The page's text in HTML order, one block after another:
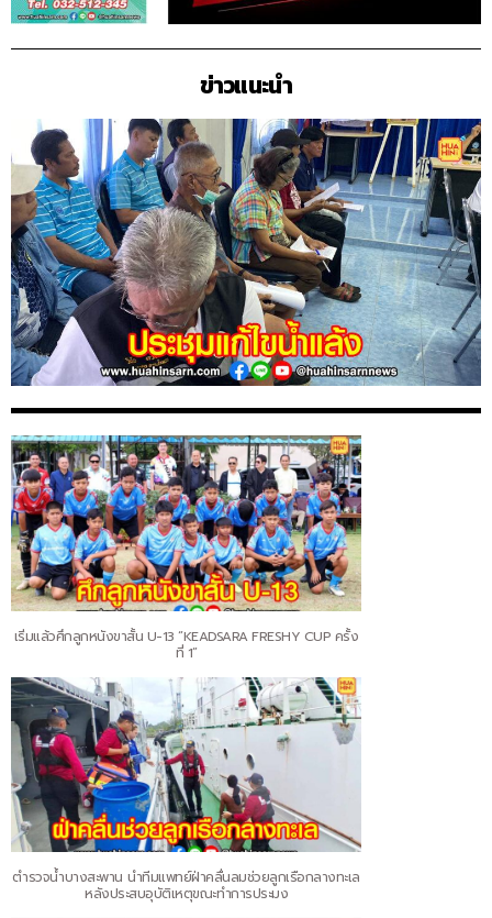
ข่าวแนะนำ
เริ่มแล้วศึกลูกหนังขาสั้น U-13 “KEADSARA FRESHY CUP ครั้ง
ที่ 1”
ตำรวจน้ำบางสะพาน นำทีมแพทย์ฝ่าคลื่นลมช่วยลูกเรือกลางทะเล
หลังประสบอุบัติเหตุขณะทำการประมง